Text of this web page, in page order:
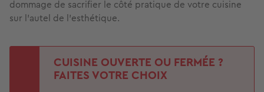
dommage de sacrifier le côté pratique de votre cuisine
sur l’autel de l’esthétique.
CUISINE OUVERTE OU FERMÉE ?
FAITES VOTRE CHOIX